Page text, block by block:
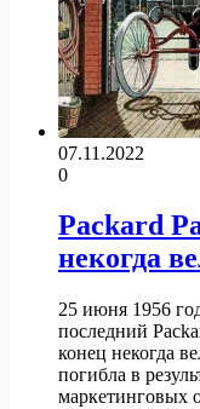
07.11.2022
0
Packard
некогда
25 июня 1956
последний
конец некогда
погибла в